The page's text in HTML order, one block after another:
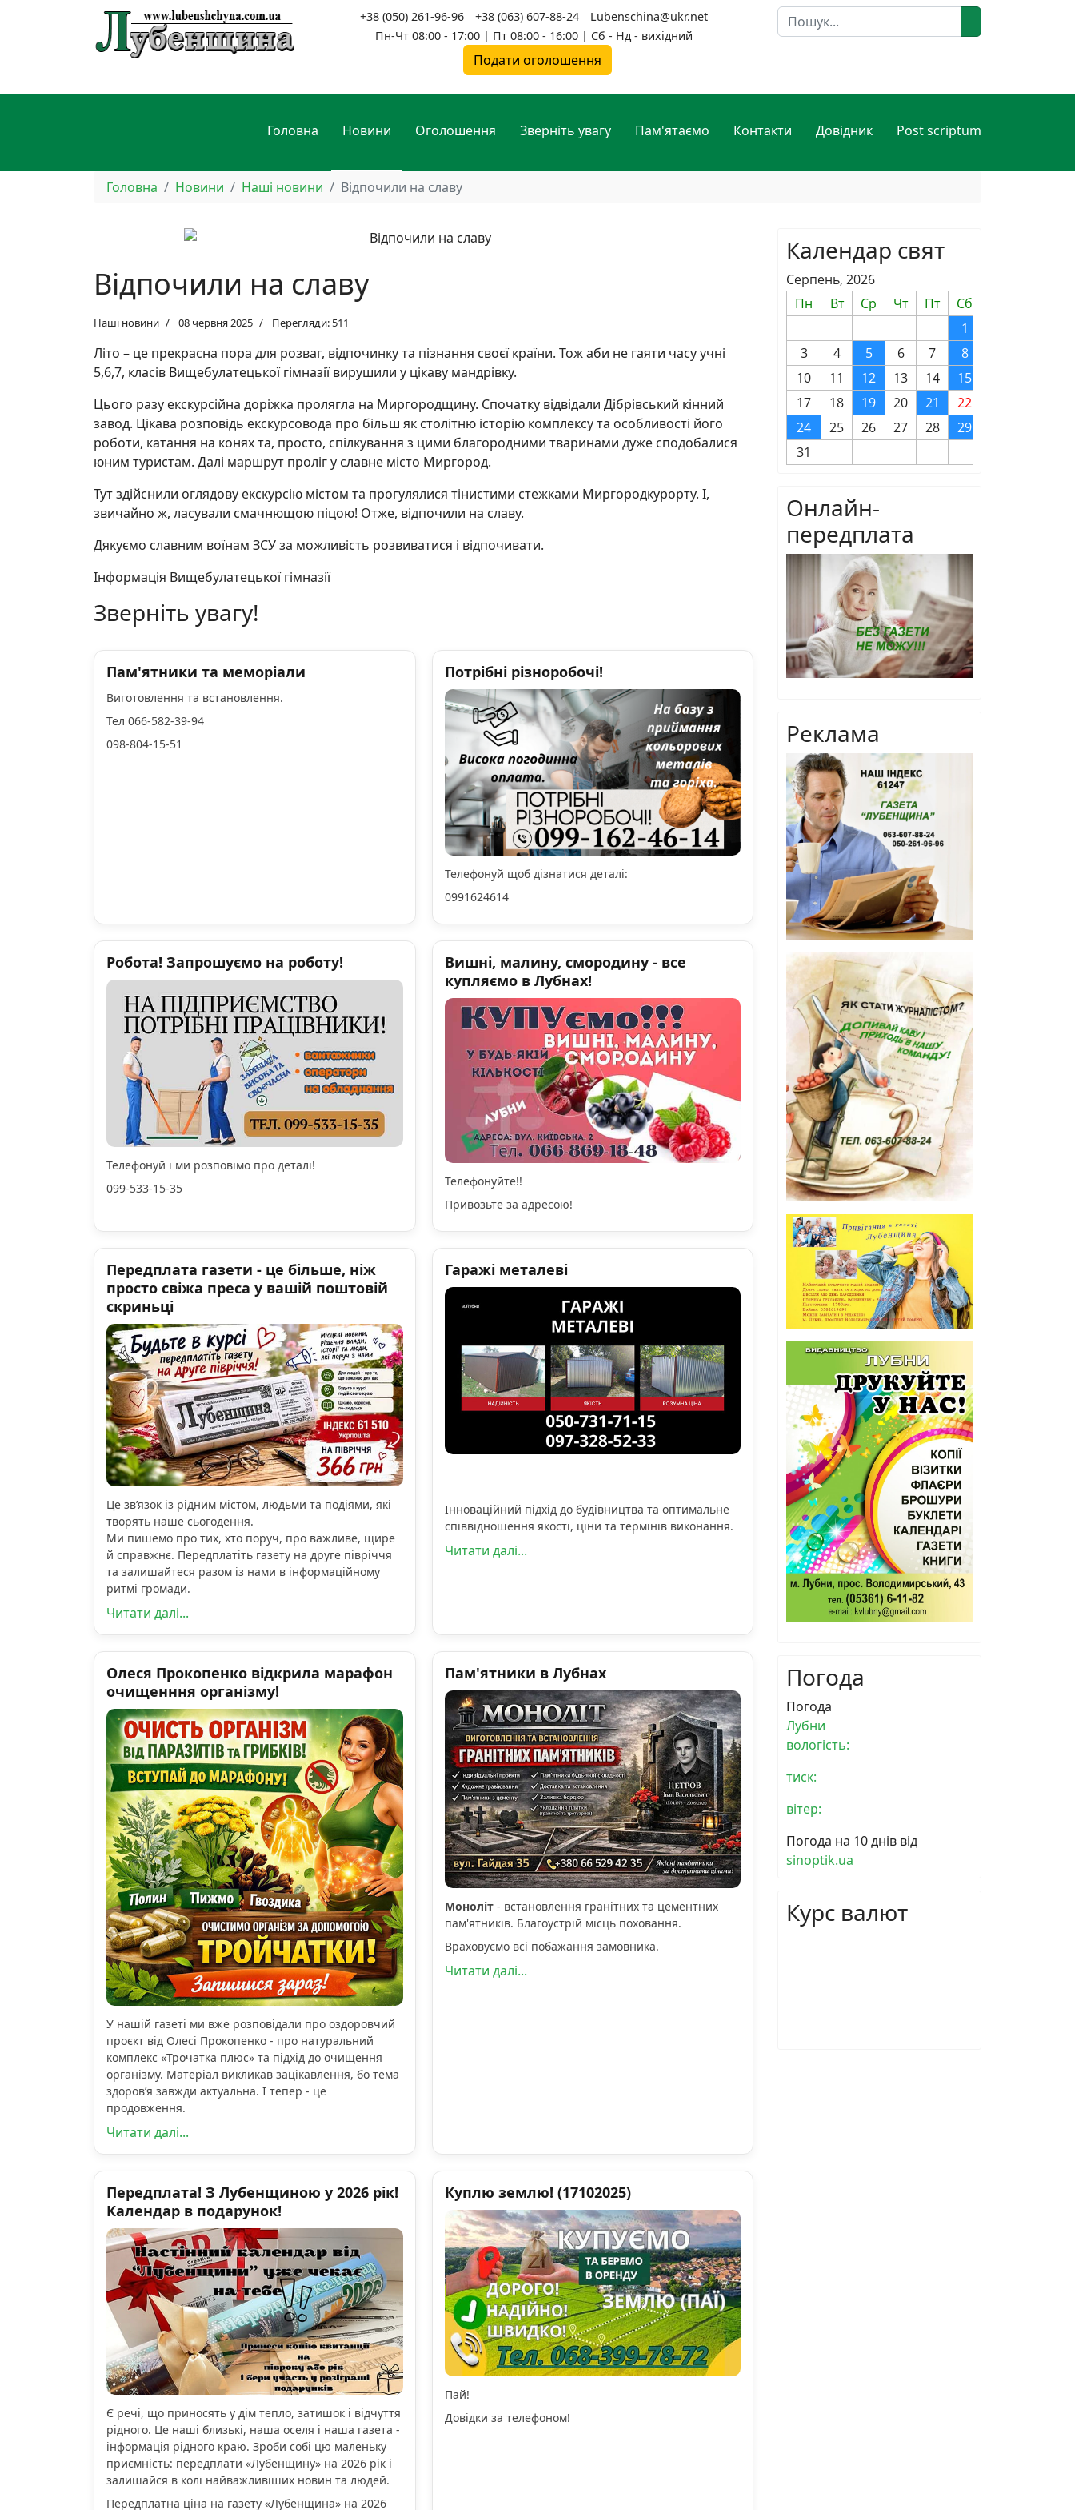
+38 (050) 261-96-96 +38 (063) 607-88-24
Lubenschina@ukr.net
Пн-Чт 08:00 - 17:00 | Пт 08:00 - 16:00 | Сб - Нд - вихідний
Подати оголошення
Пошук
Головна Новини Оголошення Зверніть увагу Пам'ятаємо Контакти Довідник Post scriptum
Головна Новини Наші новини Відпочили на славу
Відпочили на славу
Наші новини 08 червня 2025 Перегляди: 511
Літо – це прекрасна пора для розваг, відпочинку та пізнання своєї країни. Тож аби не гаяти часу учні
5,6,7, класів Вищебулатецької гімназії вирушили у цікаву мандрівку.
Цього разу екскурсійна доріжка пролягла на Миргородщину. Спочатку відвідали Дібрівський кінний
завод. Цікава розповідь екскурсовода про більш як столітню історію комплексу та особливості його
роботи, катання на конях та, просто, спілкування з цими благородними тваринами дуже сподобалися
юним туристам. Далі маршрут проліг у славне місто Миргород.
Тут здійснили оглядову екскурсію містом та прогулялися тінистими стежками Миргородкурорту. І,
звичайно ж, ласували смачнющою піцою! Отже, відпочили на славу.
Дякуємо славним воїнам ЗСУ за можливість розвиватися і відпочивати.
Інформація Вищебулатецької гімназії
Зверніть увагу!
Пам'ятники та меморіали
Виготовлення та встановлення.
Тел 066-582-39-94
098-804-15-51
Потрібні різноробочі!
Телефонуй щоб дізнатися деталі:
0991624614
Робота! Запрошуємо на роботу!
Телефонуй і ми розповімо про деталі!
099-533-15-35
Вишні, малину, смородину - все
купляємо в Лубнах!
Телефонуйте!!
Привозьте за адресою!
Передплата газети - це більше, ніж
просто свіжа преса у вашій поштовій
скриньці
Це зв’язок із рідним містом, людьми та подіями, які
творять наше сьогодення.
Ми пишемо про тих, хто поруч, про важливе, щире
й справжнє. Передплатіть газету на друге півріччя
та залишайтеся разом із нами в інформаційному
ритмі громади.
Читати далі...
Гаражі металеві
Інноваційний підхід до будівництва та оптимальне
співвідношення якості, ціни та термінів виконання.
Читати далі...
Олеся Прокопенко відкрила марафон
очищенння організму!
У нашій газеті ми вже розповідали про оздоровчий
проєкт від Олесі Прокопенко - про натуральний
комплекс «Трочатка плюс» та підхід до очищення
організму. Матеріал викликав зацікавлення, бо тема
здоров’я завжди актуальна. І тепер - це
продовження.
Читати далі...
Пам'ятники в Лубнах
Моноліт- встановлення гранітних та цементних
пам'ятників. Благоустрій місць поховання.
Враховуємо всі побажання замовника.
Читати далі...
Передплата! З Лубенщиною у 2026 рік!
Календар в подарунок!
Є речі, що приносять у дім тепло, затишок і відчуття
рідного. Це наші близькі, наша оселя і наша газета -
інформація рідного краю. Зроби собі цю маленьку
приємність: передплати «Лубенщину» на 2026 рік і
залишайся в колі найважливіших новин та людей.
Передплатна ціна на газету «Лубенщина» на 2026
Куплю землю! (17102025)
Пай!
Довідки за телефоном!
Календар свят
Серпень, 2026
Пн
Вт Ср Чт Пт Сб
1
3
4 5 6 7 8
10
11 12 13 14 15
17
18 19 20 21 22
24
25 26 27 28 29
31
Онлайн-
передплата
Реклама
Погода
Погода
Лубни
вологість:
тиск:
вітер:
Погода на 10 днів від
sinoptik.ua
Курс валют